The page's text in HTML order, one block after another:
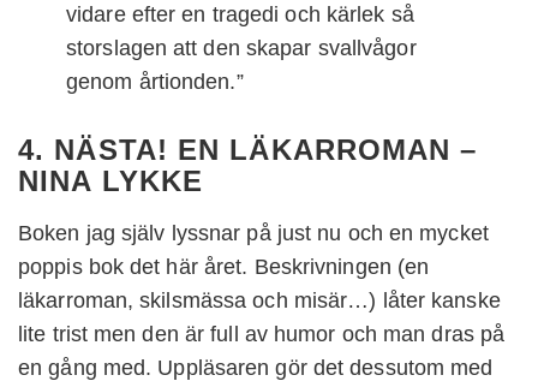
vidare efter en tragedi och kärlek så
storslagen att den skapar svallvågor
genom årtionden.”
4. NÄSTA! EN LÄKARROMAN –
NINA LYKKE
Boken jag själv lyssnar på just nu och en mycket
poppis bok det här året. Beskrivningen (en
läkarroman, skilsmässa och misär…) låter kanske
lite trist men den är full av humor och man dras på
en gång med. Uppläsaren gör det dessutom med